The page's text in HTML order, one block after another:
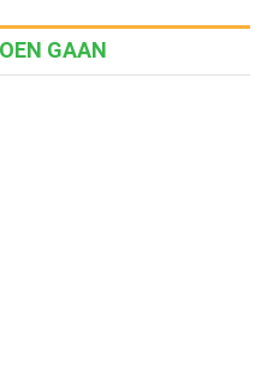
GAAN